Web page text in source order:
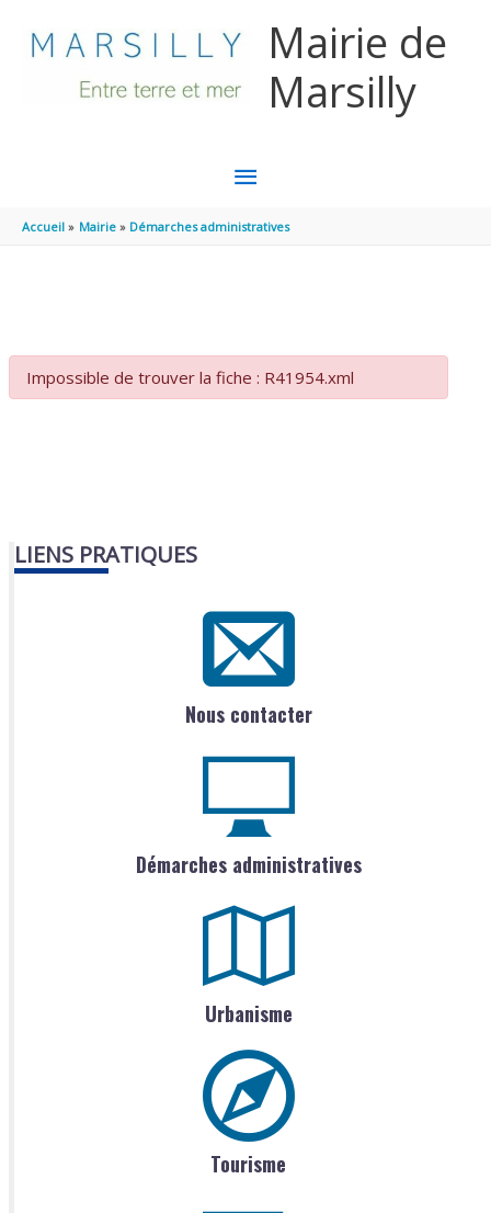
Mairie de
Marsilly
MENU
PRINCIPAL
Accueil Mairie Démarches administratives
Impossible de trouver la fiche : R41954.xml
LIENS PRATIQUES
Nous contacter
Démarches administratives
Urbanisme
Tourisme